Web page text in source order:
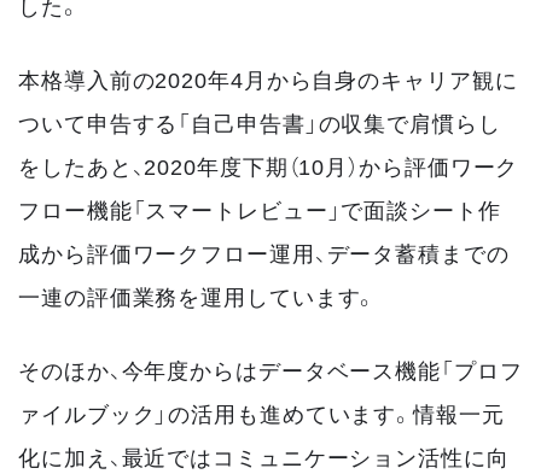
本格導入前の2020年4月から自身のキャリア観に
ついて申告する「自己申告書」の収集で肩慣らし
をしたあと、2020年度下期（10月）から評価ワーク
フロー機能「スマートレビュー」で面談シート作
成から評価ワークフロー運用、データ蓄積までの
一連の評価業務を運用しています。
そのほか、今年度からはデータベース機能「プロフ
ァイルブック」の活用も進めています。情報一元
化に加え、最近ではコミュニケーション活性に向